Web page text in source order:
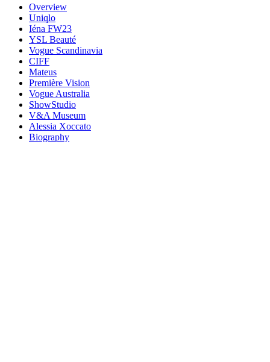
Overview
Uniqlo
Iéna FW23
YSL Beauté
Vogue Scandinavia
CIFF
Mateus
Première Vision
Vogue Australia
ShowStudio
V&A Museum
Alessia Xoccato
Biography